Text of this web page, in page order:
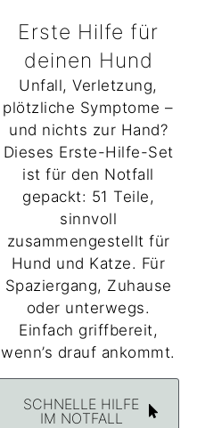
Erste Hilfe für
deinen Hund
Unfall, Verletzung,
plötzliche Symptome –
und nichts zur Hand?
Dieses Erste-Hilfe-Set
ist für den Notfall
gepackt: 51 Teile,
sinnvoll
zusammengestellt für
Hund und Katze. Für
Spaziergang, Zuhause
oder unterwegs.
Einfach griffbereit,
wenn’s drauf ankommt.
SCHNELLE HILFE
IM NOTFALL